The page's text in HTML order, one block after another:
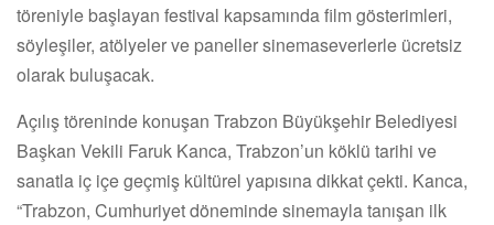
töreniyle başlayan festival kapsamında film gösterimleri,
söyleşiler, atölyeler ve paneller sinemaseverlerle ücretsiz
olarak buluşacak.
Açılış töreninde konuşan Trabzon Büyükşehir Belediyesi
Başkan Vekili Faruk Kanca, Trabzon’un köklü tarihi ve
sanatla iç içe geçmiş kültürel yapısına dikkat çekti. Kanca,
“Trabzon, Cumhuriyet döneminde sinemayla tanışan ilk